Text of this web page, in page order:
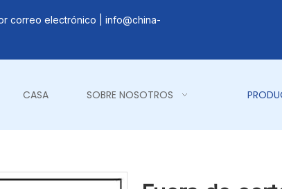
correo electrónico | info@china-
CASA SOBRE NOSOTROS